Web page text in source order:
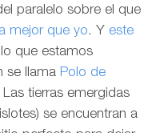
paralelo sobre el que
mejor que yo. Y este
que estamos
se llama Polo de
Las tierras emergidas
se encuentran a